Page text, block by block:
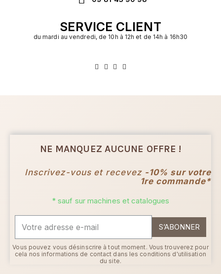
SERVICE CLIENT
du mardi au vendredi, de 10h à 12h et de 14h à 16h30
NE MANQUEZ AUCUNE OFFRE !
Inscrivez-vous et recevez -10% sur votre
1re commande*
* sauf sur machines et catalogues
S’ABONNER
Vous pouvez vous désinscrire à tout moment. Vous trouverez pour
cela nos informations de contact dans les conditions d'utilisation
du site.